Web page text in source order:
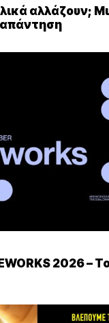
αλλάζουν;
απάντηση
2026 –